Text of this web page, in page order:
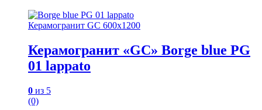
Керамогранит GC 600х1200
Керамогранит «GC» Borge blue PG
01 lappato
0 из 5
(0)